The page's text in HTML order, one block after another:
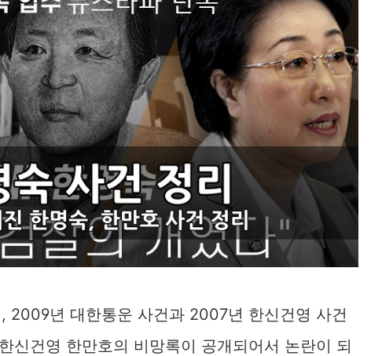
2009년 대한통운 사건과 2007년 한신건영 사건
신건영 한만호의 비망록이 공개되어서 논란이 되